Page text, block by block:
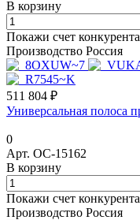
В корзину
Покажи счет
Производство Россия
511 804 ₽
Универсальная полоса
0
Арт. ОС-15162
В корзину
Покажи счет
Производство Россия